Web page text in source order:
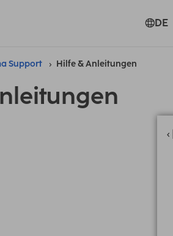
DE
Support Hilfe & Anleitungen